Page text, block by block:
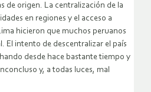
de origen. La centralización de la
en regiones y el acceso a
hicieron que muchos peruanos
El intento de descentralizar el país
desde hace bastante tiempo y
y, a todas luces, mal